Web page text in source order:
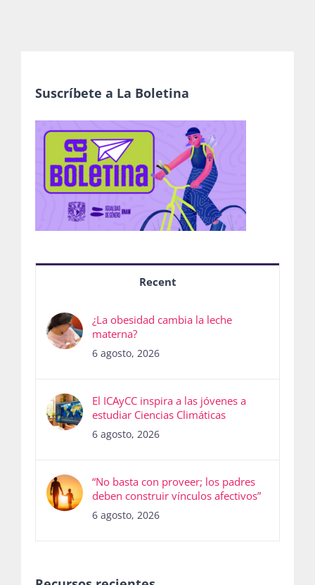
Suscríbete a La Boletina
Recent
¿La obesidad cambia la leche
materna?
6 agosto, 2026
El ICAyCC inspira a las jóvenes a
estudiar Ciencias Climáticas
6 agosto, 2026
“No basta con proveer; los padres
deben construir vínculos afectivos”
6 agosto, 2026